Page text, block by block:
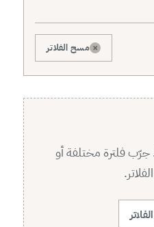
× مسح الفلاتر
جرّب فلترة مختلفة أو